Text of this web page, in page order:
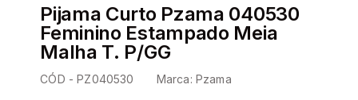
Pijama Curto Pzama 040530
Feminino Estampado Meia
Malha T. P/GG
CÓD -PZ040530 Marca: Pzama